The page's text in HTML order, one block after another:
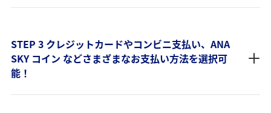
STEP 3 クレジットカードやコンビニ支払い、ANA
SKY コイン などさまざまなお支払い方法を選択可
能！